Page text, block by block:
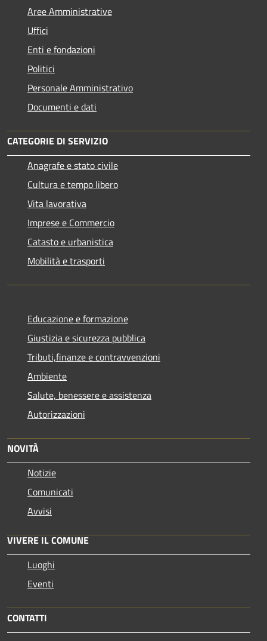
Aree Amministrative
Uffici
Enti e fondazioni
Politici
Personale Amministrativo
Documenti e dati
CATEGORIE DI SERVIZIO
Anagrafe e stato civile
Cultura e tempo libero
Vita lavorativa
Imprese e Commercio
Catasto e urbanistica
Mobilità e trasporti
Educazione e formazione
Giustizia e sicurezza pubblica
Tributi,finanze e contravvenzioni
Ambiente
Salute, benessere e assistenza
Autorizzazioni
NOVITÀ
Notizie
Comunicati
Avvisi
VIVERE IL COMUNE
Luoghi
Eventi
CONTATTI